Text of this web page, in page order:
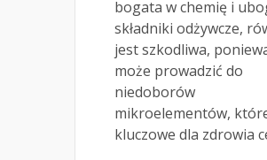
bogata w chemię i
składniki odżywcze,
jest szkodliwa,
może prowadzić do
niedoborów
mikroelementów,
kluczowe dla zdrowia